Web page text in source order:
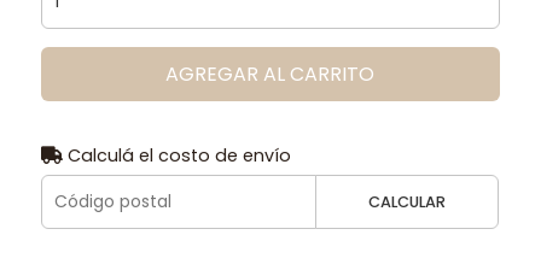
AGREGAR AL CARRITO
Calculá el costo de envío
CALCULAR